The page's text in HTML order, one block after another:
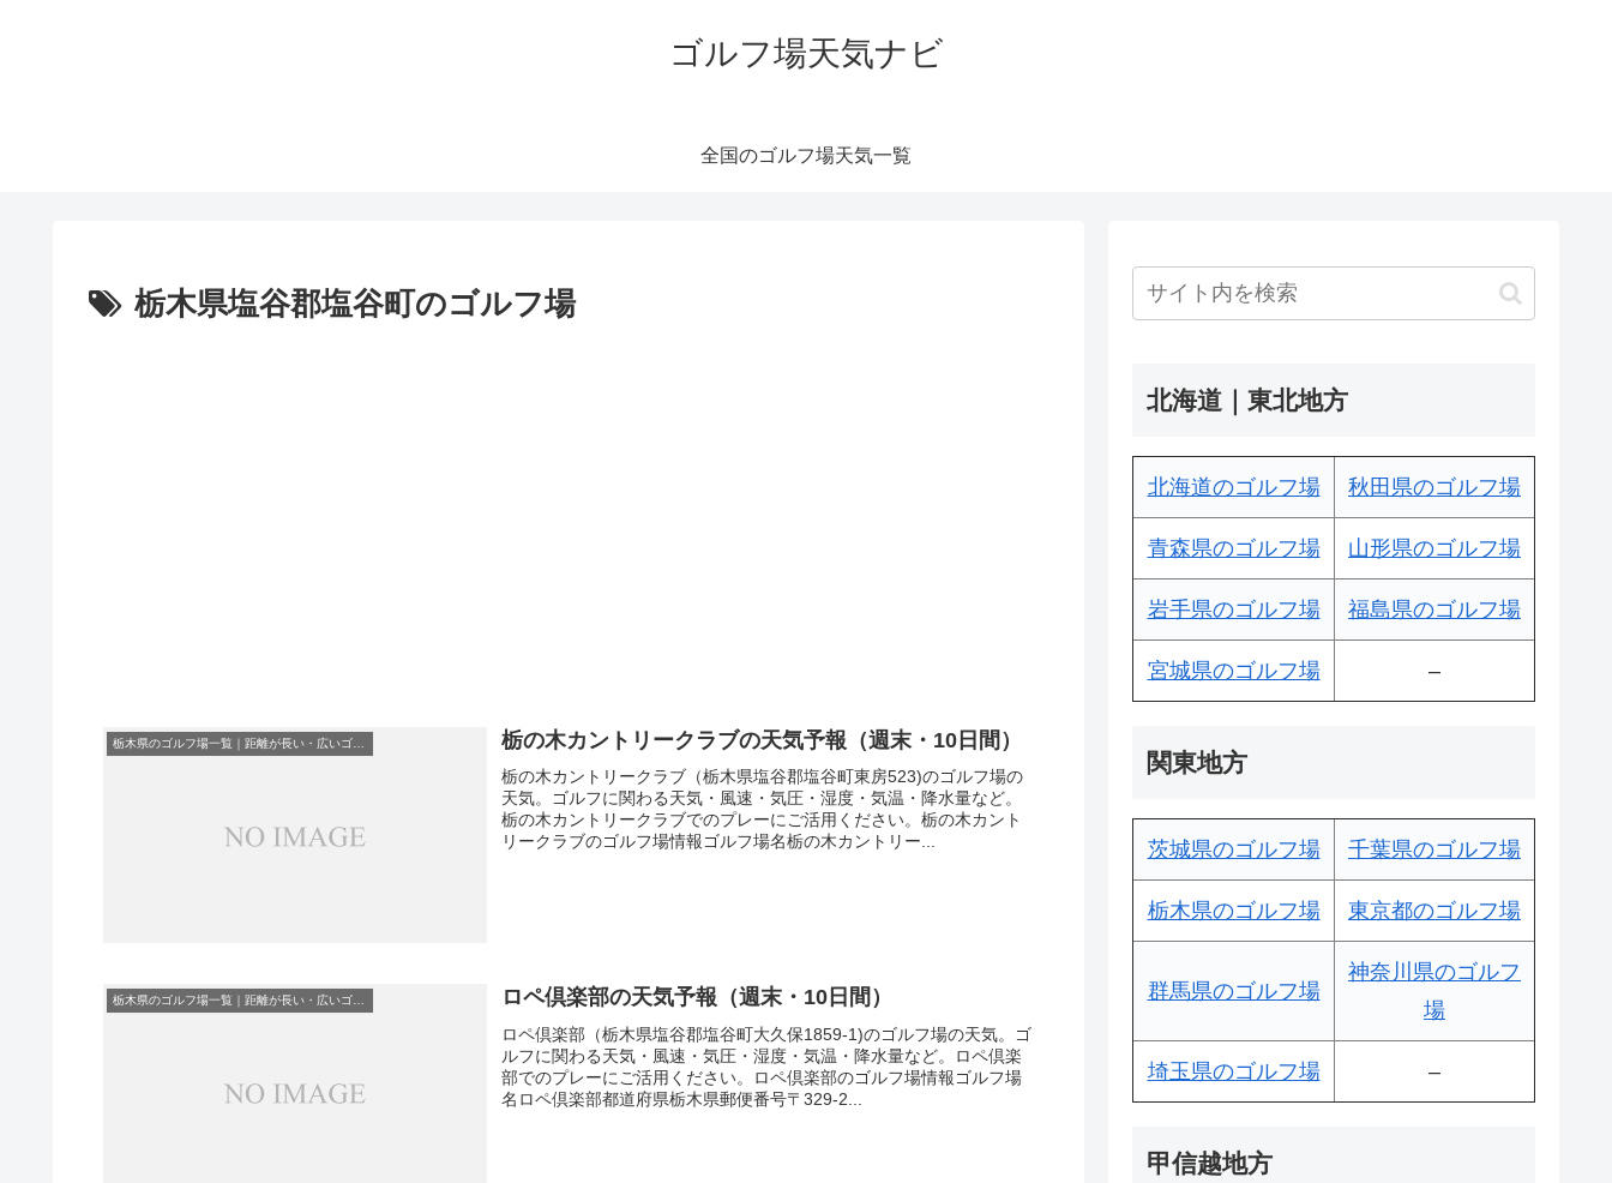
ゴルフ場天気ナビ
全国のゴルフ場天気一覧
栃木県塩谷郡塩谷町のゴルフ場
栃の木カントリークラブの天気予報（週末・10日間）
栃の木カントリークラブ（栃木県塩谷郡塩谷町東房523)のゴルフ場の
天気。ゴルフに関わる天気・風速・気圧・湿度・気温・降水量など。
栃の木カントリークラブでのプレーにご活用ください。栃の木カント
リークラブのゴルフ場情報ゴルフ場名栃の木カントリー...
ロペ倶楽部の天気予報（週末・10日間）
ロペ倶楽部（栃木県塩谷郡塩谷町大久保1859-1)のゴルフ場の天気。ゴ
ルフに関わる天気・風速・気圧・湿度・気温・降水量など。ロペ倶楽
部でのプレーにご活用ください。ロペ倶楽部のゴルフ場情報ゴルフ場
名ロペ倶楽部都道府県栃木県郵便番号〒329-2...
北海道｜東北地方
北海道のゴルフ場 秋田県のゴルフ場
青森県のゴルフ場 山形県のゴルフ場
岩手県のゴルフ場 福島県のゴルフ場
宮城県のゴルフ場 –
関東地方
茨城県のゴルフ場 千葉県のゴルフ場
栃木県のゴルフ場 東京都のゴルフ場
群馬県のゴルフ場
神奈川県のゴルフ
場
埼玉県のゴルフ場 –
甲信越地方